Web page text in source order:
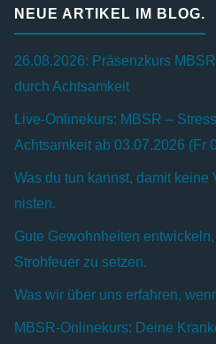
NEUE ARTIKEL IM BLOG.
26.08.2026: Präsenzkurs
durch Achtsamkeit
Live-Onlinekurs: MBSR –
Achtsamkeit ab 03.07.2026 (Fr
Was du tun kannst, damit
nisten.
Gute Gewohnheiten
Strohfeuer zu setzen.
Was wir über uns erfahren,
MBSR-Onlinekurs: Deine